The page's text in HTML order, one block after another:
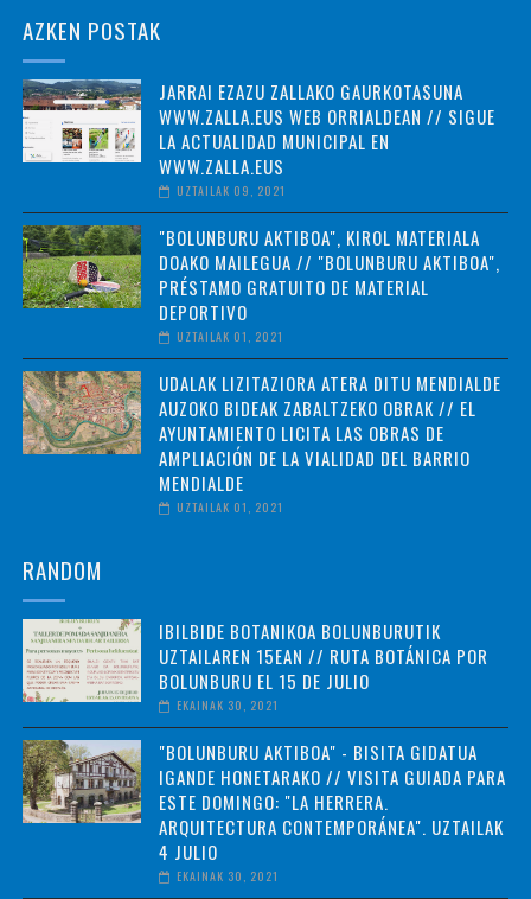
AZKEN POSTAK
JARRAI EZAZU ZALLAKO GAURKOTASUNA
WWW.ZALLA.EUS WEB ORRIALDEAN // SIGUE
LA ACTUALIDAD MUNICIPAL EN
WWW.ZALLA.EUS
UZTAILAK 09, 2021
"BOLUNBURU AKTIBOA", KIROL MATERIALA
DOAKO MAILEGUA // "BOLUNBURU AKTIBOA",
PRÉSTAMO GRATUITO DE MATERIAL
DEPORTIVO
UZTAILAK 01, 2021
UDALAK LIZITAZIORA ATERA DITU MENDIALDE
AUZOKO BIDEAK ZABALTZEKO OBRAK // EL
AYUNTAMIENTO LICITA LAS OBRAS DE
AMPLIACIÓN DE LA VIALIDAD DEL BARRIO
MENDIALDE
UZTAILAK 01, 2021
RANDOM
IBILBIDE BOTANIKOA BOLUNBURUTIK
UZTAILAREN 15EAN // RUTA BOTÁNICA POR
BOLUNBURU EL 15 DE JULIO
EKAINAK 30, 2021
"BOLUNBURU AKTIBOA" - BISITA GIDATUA
IGANDE HONETARAKO // VISITA GUIADA PARA
ESTE DOMINGO: "LA HERRERA.
ARQUITECTURA CONTEMPORÁNEA". UZTAILAK
4 JULIO
EKAINAK 30, 2021